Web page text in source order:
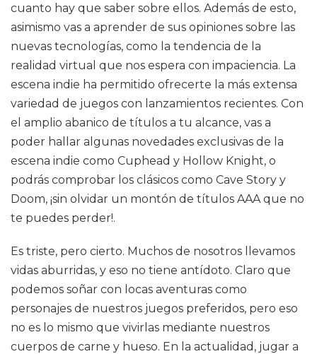
cuanto hay que saber sobre ellos. Además de esto,
asimismo vas a aprender de sus opiniones sobre las
nuevas tecnologías, como la tendencia de la
realidad virtual que nos espera con impaciencia. La
escena indie ha permitido ofrecerte la más extensa
variedad de juegos con lanzamientos recientes. Con
el amplio abanico de títulos a tu alcance, vas a
poder hallar algunas novedades exclusivas de la
escena indie como Cuphead y Hollow Knight, o
podrás comprobar los clásicos como Cave Story y
Doom, ¡sin olvidar un montón de títulos AAA que no
te puedes perder!.
Es triste, pero cierto. Muchos de nosotros llevamos
vidas aburridas, y eso no tiene antídoto. Claro que
podemos soñar con locas aventuras como
personajes de nuestros juegos preferidos, pero eso
no es lo mismo que vivirlas mediante nuestros
cuerpos de carne y hueso. En la actualidad, jugar a